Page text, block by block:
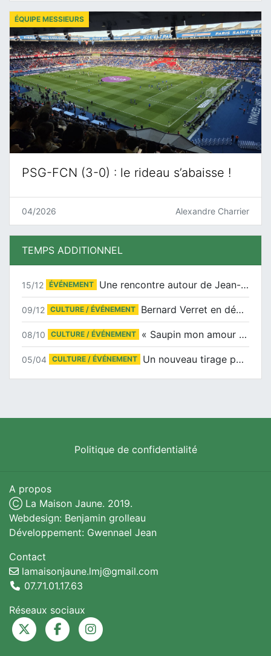
PSG-FCN (3-0) : le rideau s’abaisse !
ÉQUIPE MESSIEURS
04/2026 Alexandre Charrier
TEMPS ADDITIONNEL
15/12 ÉVÉNEMENT Une rencontre autour de Jean-Claude Suaudeau
09/12 CULTURE / ÉVÉNEMENT Bernard Verret en dédicaces le samedi 13 décembre à l’Espace Culturel Atlantis
08/10 CULTURE / ÉVÉNEMENT « Saupin mon amour » au salon du livre de Trentemoult
05/04 CULTURE / ÉVÉNEMENT Un nouveau tirage pour le Docu-BD
Politique de confidentialité
A propos
Ⓒ La Maison Jaune. 2019.
Webdesign: Benjamin grolleau
Développement: Gwennael Jean
Contact
lamaisonjaune.lmj@gmail.com
07.71.01.17.63
Réseaux sociaux